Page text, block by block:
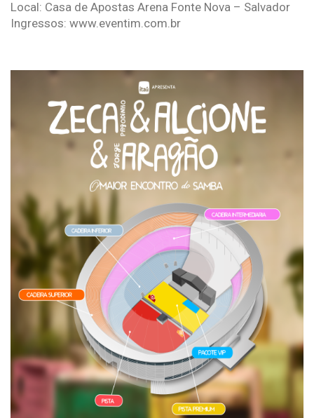
Local: Casa de Apostas Arena Fonte Nova – Salvador
Ingressos: www.eventim.com.br